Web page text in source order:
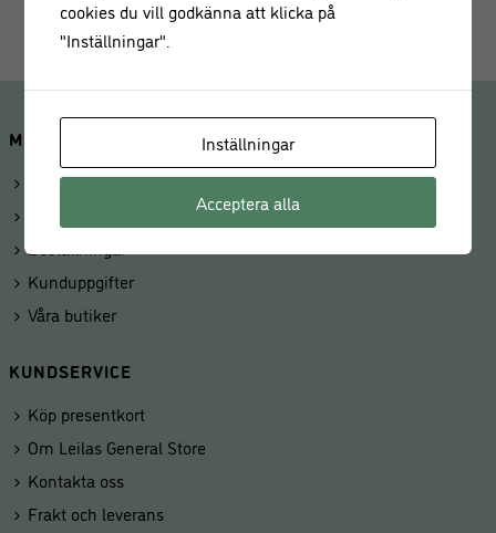
MINA SIDOR
Logga in
Beställningar
Kunduppgifter
Våra butiker
KUNDSERVICE
Köp presentkort
Om Leilas General Store
Kontakta oss
Frakt och leverans
cookies du vill godkänna att klicka på
"Inställningar".
Inställningar
Acceptera alla